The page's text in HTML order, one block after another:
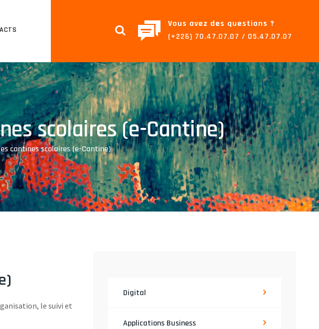
Vous avez des questions ?
(+226) 70.47.07.07 / 05.47.07.07
scolaires (e-Cantine)
cantines scolaires (e-Cantine)
le suivi et
Digital
Applications Business